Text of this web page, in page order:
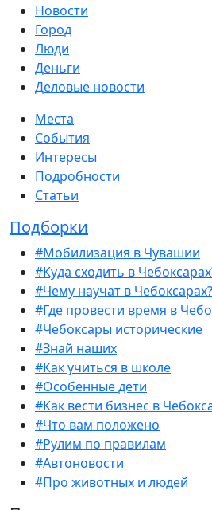
Новости
Город
Люди
Деньги
Деловые новости
Места
События
Интересы
Подробности
Статьи
Подборки
#Мобилизация в Чувашии
#Куда сходить в
#Чему научат в Чебоксарах?
#Где провести время в
#Чебоксары исторические
#Знай наших
#Как учиться в школе
#Особенные дети
#Как вести бизнес в
#Что вам положено
#Рулим по правилам
#Автоновости
#Про животных и людей